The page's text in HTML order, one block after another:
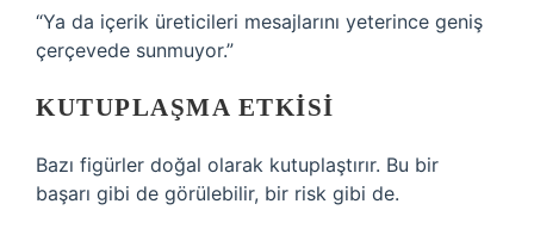
“Ya da içerik üreticileri mesajlarını yeterince geniş
çerçevede sunmuyor.”
KUTUPLAŞMA ETKISI
Bazı figürler doğal olarak kutuplaştırır. Bu bir
başarı gibi de görülebilir, bir risk gibi de.